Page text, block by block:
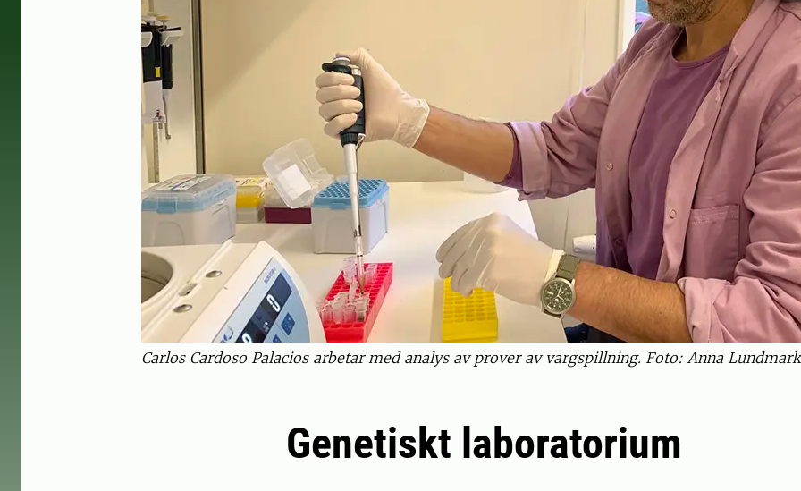
Carlos Cardoso Palacios arbetar med analys av prover av vargspillning. Foto: Anna Lundmark
Genetiskt laboratorium